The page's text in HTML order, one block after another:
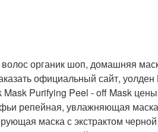
органик шоп, домашняя
официальный сайт,
Purifying Peel - off Mask
репейная, увлажняющая
маска с экстрактом